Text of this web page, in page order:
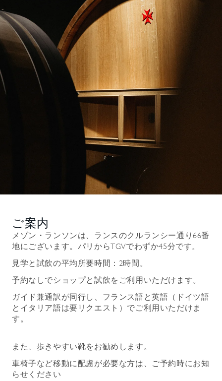
ご案内
メゾン・ランソンは、ランスのクルランシー通り66番
地にございます。パリからTGVでわずか45分です。
見学と試飲の平均所要時間：2時間。
予約なしでショップと試飲をご利用いただけます。
ガイド兼通訳が同行し、フランス語と英語（ドイツ語
とイタリア語は要リクエスト）でご利用いただけま
す。
また、歩きやすい靴をお勧めします。
車椅子など移動に配慮が必要な方は、ご予約時にお知
らせください